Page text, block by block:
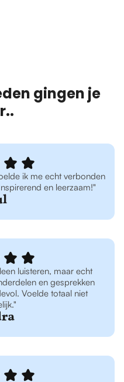
gingen je
ik me echt verbonden
en leerzaam!"
luisteren, maar echt
en gesprekken
Voelde totaal niet